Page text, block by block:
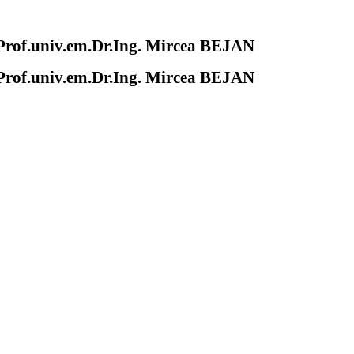
Mircea BEJAN
Mircea BEJAN